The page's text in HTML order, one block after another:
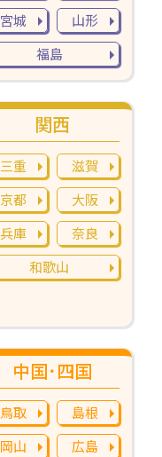
中国･四国
鳥取
島根
岡山
広島
関西
三重
滋賀
京都
大阪
兵庫
奈良
和歌山
宮城
山形
福島